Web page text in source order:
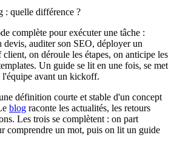
: quelle différence ?
complète pour exécuter une tâche :
devis, auditer son SEO, déployer un
on déroule les étapes, on anticipe les
Un guide se lit en une fois, se met
l'équipe avant un kickoff.
définition courte et stable d'un concept
blog raconte les actualités, les retours
Les trois se complètent : on part
comprendre un mot, puis on lit un guide